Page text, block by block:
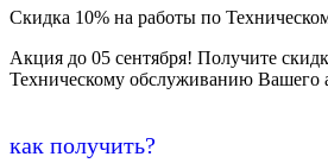
Скидка 10% на работы по
Акция до 05 сентября! Получите
Техническому обслуживанию Вашего
как получить?